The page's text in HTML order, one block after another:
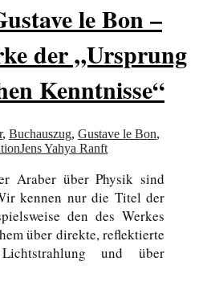
le Bon –
der „Ursprung
Kenntnisse“
, Buchauszug, Gustave le Bon,
Jens Yahya Ranft
Araber über Physik sind
kennen nur die Titel der
den des Werkes
über direkte, reflektierte
und über